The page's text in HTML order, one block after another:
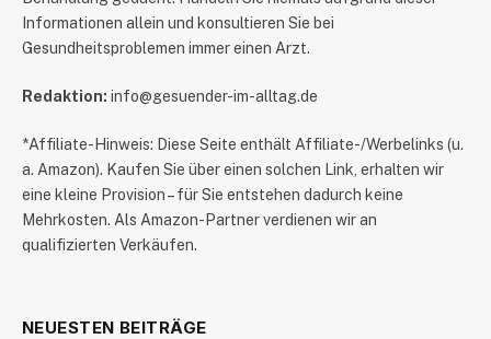
Informationen allein und konsultieren Sie bei
Gesundheitsproblemen immer einen Arzt.
Redaktion: info@gesuender-im-alltag.de
*Affiliate-Hinweis: Diese Seite enthält Affiliate-/Werbelinks (u.
a. Amazon). Kaufen Sie über einen solchen Link, erhalten wir
eine kleine Provision – für Sie entstehen dadurch keine
Mehrkosten. Als Amazon-Partner verdienen wir an
qualifizierten Verkäufen.
NEUESTEN BEITRÄGE